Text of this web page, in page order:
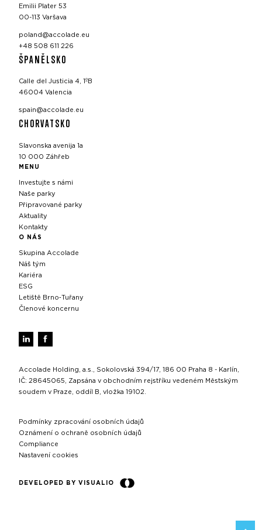
Emilii Plater 53
00-113 Varšava
poland@accolade.eu
+48 508 611 226
ŠPANĚLSKO
Calle del Justicia 4, 1ºB
46004 Valencia
spain@accolade.eu
CHORVATSKO
Slavonska avenija 1a
10 000 Záhřeb
MENU
Investujte s námi
Naše parky
Připravované parky
Aktuality
Kontakty
O NÁS
Skupina Accolade
Náš tým
Kariéra
ESG
Letiště Brno‑Tuřany
Členové koncernu
Accolade Holding, a.s., Sokolovská 394/17, 186 00 Praha 8 - Karlín,
IČ: 28645065, Zapsána v obchodním rejstříku vedeném Městským
soudem v Praze, oddíl B, vložka 19102.
Podmínky zpracování osobních údajů
Oznámení o ochraně osobních údajů
Compliance
Nastavení cookies
DEVELOPED BY VISUALIO